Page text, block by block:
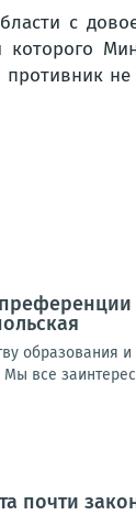
с
образования
все
почти